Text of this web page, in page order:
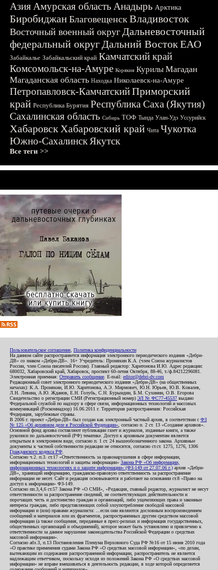
АзияАмурская область Анадырь Арктика
БиробиджанБлаговещенскВладивосток
Восточный военный округДальневосточный
федеральный округДальний ВостокЕАО
Забайкалье Забайкальский край Камчатский край
Комсомольск-на-Амуре Корякия Курилы Магадан
Магаданская область Находка Николаевск-на-Амуре
Петропавловск-КамчатскийПриморский
край Республика Бурятия Республика Саха (Якутия)
Сахалинская область Сибирь ТОФ Тында Улан-Удэ Уссурийск
ХабаровскХабаровский край Чита Чукотка
Южно-СахалинскЯкутск
Все теги >>
Пользовательское соглашение Политика конфиденциальности
На данном сайте распространяется информация электронного периодического издания «Дебри-
ДВ» со знаком «Дебри-ДВ». 16+ Учредитель: Пронякин К.А. (член Союза журналистов
России, член Союза писателей России). Главный редактор: Харитонова И.Ю. Адрес редакции:
680032, Хабаровский край, Хабаровск, проспект 60-летия Октября, 88-46, т./ф.84212296081.
Электронная приемная: Отправить сообщение . E-mail: editor@debri-dv.com
Редакционный совет электронного периодического издания «Дебри-ДВ» (на общественных
началах): К.А. Пронякин, И.Ю. Харитонова, А.Э. Мирмович, Ю.Н. Юрьев, Ю.В. Ковалев,
Л.Н. Левина, А.Ю. Жданов, Е.Н. Голубь, С.Н. Бурындин, Б.М. Сухинин, О.В. Егорова
Свидетельство о регистрации СМИ (Регистрационный номер) ЭЛ № ФС77-45537 выдано
Федеральной службой по надзору в сфере связи, информационных технологий и массовых
коммуникаций (Роскомнадзор) 16.06.2011 г. Территория распространения: Российская
Федерация, зарубежные страны.
В 2006 г. проект «Дебри-ДВ» был создан как электронный частный архив, в соответствии с ФЗ
№ 125 «Об архивном деле в Российской Федерации» , согласно п. 2 ст. 13 «Создание архивов».
Основной фонд архива составляют публикации газет и журналов, изданные книги, а также
рукописи по дальневосточной (РФ) тематике. Доступ к архивным документам является
открытым в электронном виде, согласно п. 1 ст. 24 вышеобозначенного закона. Архивные
документы к частной собственности редакции не относятся, согласно ст.ст. 1275, 1276, 1306
Гражданского кодекса РФ
Согласно ч.2. п.3. ст.17 «Ответственность за правонарушения в сфере информации,
информационных технологий и защиты информации» Закона РФ «Об информации,
информационных технологиях и о защите информации» (ФЗ-149 от 27.07.06 г.) архив «Дебри-
ДВ», хранящий информацию, гражданско-правовую ответственность за распространение
информации не несет. Сайт и редакция основываются и работают на основании ст.8 «Право на
доступ к информации» ФЗ-149.
Согласно пп.3,4,6 ст.57 Закона РФ «О СМИ», «Редакция, главный редактор, журналист не несут
ответственности за распространение сведений, не соответствующих действительности и
порочащих честь и достоинство граждан и организаций, либо ущемляющих права и законные
интересы граждан, либо представляющих собой злоупотребление свободой массовой
информации и (или) правами журналиста: ...если они являются дословным воспроизведением
сообщений и материалов или их фрагментов, распространенных другим средством массовой
информации (а также сообщения, переданные в пресс-релизах и информация государственных,
общественных организаций и объединений), которое может быть установлено и привлечено к
ответственности за данное нарушение законодательства Российской Федерации о средствах
массовой информации».
Согласно абз.3, п.13 Постановления Пленума Верховного Суда РФ №16 от 15 июня 2010 года
«О практике применения судами Закона РФ «О средствах массовой информации», «по делам,
вытекающим из содержания распространенной информации, распространитель не является
надлежащим ответчиком, поскольку исходя из положений Закона РФ «О средствах массовой
информации» не вправе вмешиваться в деятельность редакции, в ходе которой определяется